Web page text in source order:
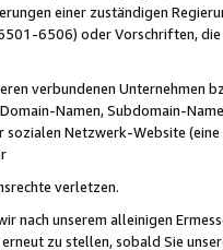
einer zuständigen
6506) oder Vorschriften,
verbundenen Unternehmen
Namen, Subdomain-
Netzwerk-Website
verletzen.
nach unserem alleinigen
zu stellen, sobald Sie